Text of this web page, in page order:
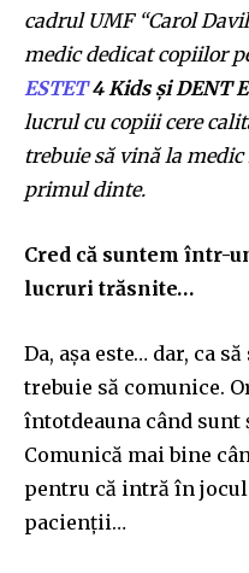
cadrul UMF “Carol
medic dedicat copiilor
ESTET4 Kids și DENT
lucrul cu copiii cere
trebuie să vină la
primul dinte.
Cred că suntem într-
lucruri trăsnite…
Da, așa este… dar, ca
trebuie să comunice.
întotdeauna când
Comunică mai bine
pentru că intră în
pacienții…